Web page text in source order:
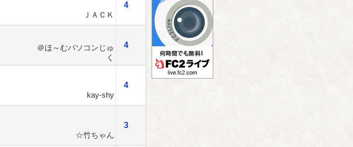
4
ＪＡＣＫ
4
＠ほ～むパソコンじゅ
く
4
kay-shy
3
☆竹ちゃん